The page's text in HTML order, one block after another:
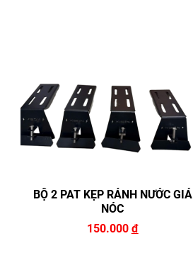
BỘ 2 PAT KẸP RẢNH NƯỚC GIÁ
NÓC
150.000 đ